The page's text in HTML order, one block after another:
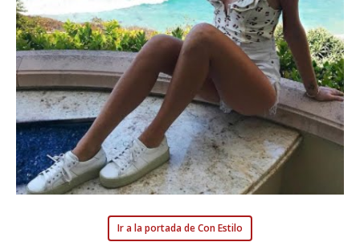
Ir a la portada de Con Estilo